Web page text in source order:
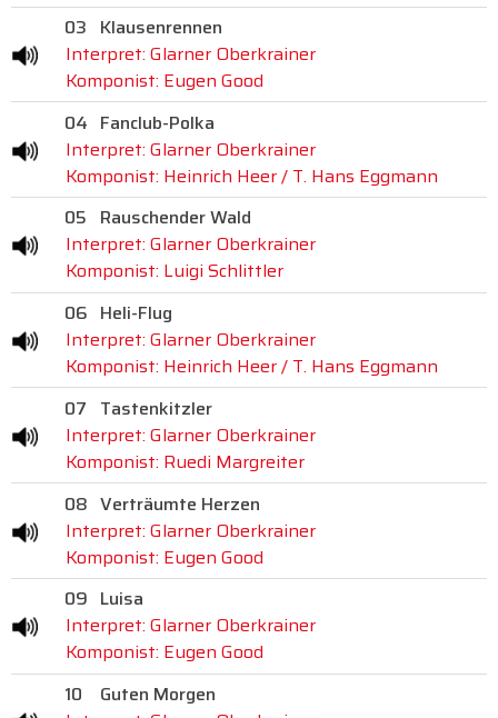
03 Klausenrennen
Interpret: Glarner Oberkrainer
Komponist: Eugen Good
04 Fanclub-Polka
Interpret: Glarner Oberkrainer
Komponist: Heinrich Heer / T. Hans Eggmann
05 Rauschender Wald
Interpret: Glarner Oberkrainer
Komponist: Luigi Schlittler
06 Heli-Flug
Interpret: Glarner Oberkrainer
Komponist: Heinrich Heer / T. Hans Eggmann
07 Tastenkitzler
Interpret: Glarner Oberkrainer
Komponist: Ruedi Margreiter
08 Verträumte Herzen
Interpret: Glarner Oberkrainer
Komponist: Eugen Good
09 Luisa
Interpret: Glarner Oberkrainer
Komponist: Eugen Good
10
Guten Morgen